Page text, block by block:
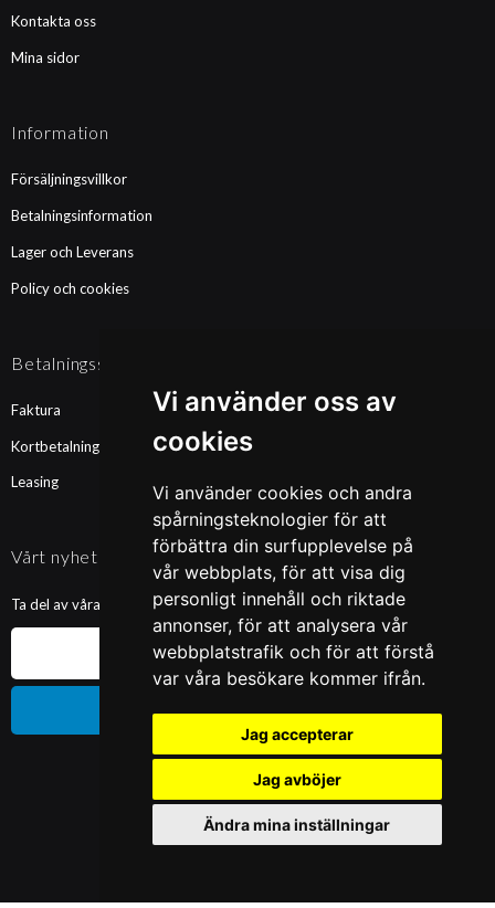
Vi använder oss av
cookies
Vi använder cookies och andra
spårningsteknologier för att
förbättra din surfupplevelse på
vår webbplats, för att visa dig
personligt innehåll och riktade
annonser, för att analysera vår
webbplatstrafik och för att förstå
var våra besökare kommer ifrån.
Jag accepterar
Jag avböjer
Ändra mina inställningar
Kontakta oss
Mina sidor
Information
Försäljningsvillkor
Betalningsinformation
Lager och Leverans
Policy och cookies
Betalningssätt
Faktura
Kortbetalning
Leasing
Vårt nyhetsbrev
Ta del av våra nyheter och kampanjer. Fyll i din mailadress nedan!
Prenumerera